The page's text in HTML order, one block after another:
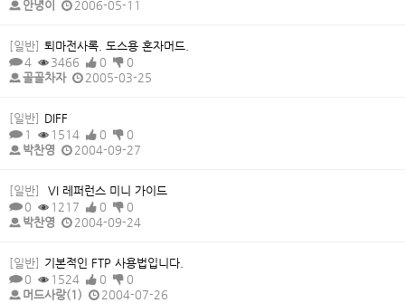
안녕이
2006-05-11
[일반] 퇴마전사록. 도스용 혼자머드.
4
3466 0
0
골골차자
2005-03-25
[일반] DIFF
1
1514 0
0
박찬영
2004-09-27
[일반]
VI 레퍼런스 미니 가이드
0
1217 0
0
박찬영
2004-09-24
[일반] 기본적인 FTP 사용법입니다.
0
1524 0
0
머드사랑(1)
2004-07-26